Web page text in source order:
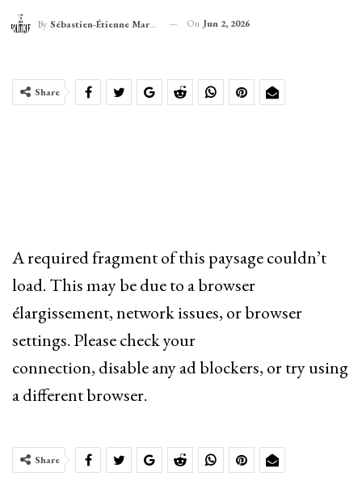
By Sébastien-Étienne Marechal On Jun 2, 2026
Share
A required fragment of this paysage couldn’t
load. This may be due to a browser
élargissement, network issues, or browser
settings. Please check your
connection, disable any ad blockers, or try using
a different browser.
Share